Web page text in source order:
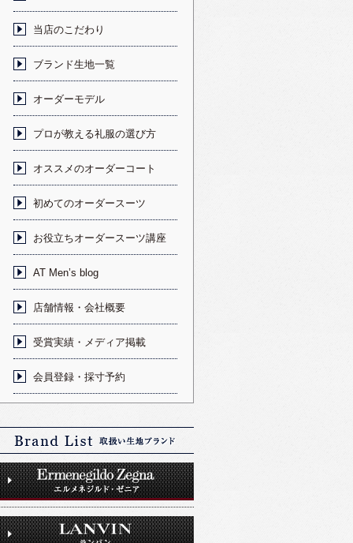
当店のこだわり
ブランド生地一覧
オーダーモデル
プロが教える礼服の選び方
オススメのオーダーコート
初めてのオーダースーツ
お役立ちオーダースーツ講座
AT Men’s blog
店舗情報・会社概要
受賞実績・メディア掲載
会員登録・採寸予約